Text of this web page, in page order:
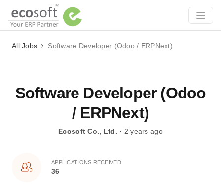
All Jobs Software Developer (Odoo / ERPNext)
Software Developer (Odoo
/ ERPNext)
Ecosoft Co., Ltd. · 2 years ago
APPLICATIONS RECEIVED
36